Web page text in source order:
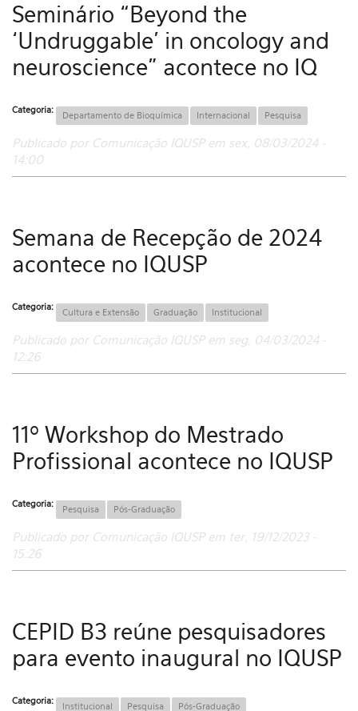
Seminário “Beyond the
‘Undruggable’ in oncology and
neuroscience” acontece no IQ
Categoria: Departamento de Bioquímica Internacional Pesquisa
Publicado por Comunicação IQUSP em sex, 08/03/2024 -
14:00
Semana de Recepção de 2024
acontece no IQUSP
Categoria: Cultura e Extensão Graduação Institucional
Publicado por Comunicação IQUSP em seg, 04/03/2024 -
12:26
11º Workshop do Mestrado
Profissional acontece no IQUSP
Categoria: Pesquisa Pós-Graduação
Publicado por Comunicação IQUSP em ter, 19/12/2023 -
15:26
CEPID B3 reúne pesquisadores
para evento inaugural no IQUSP
Categoria: Institucional Pesquisa Pós-Graduação